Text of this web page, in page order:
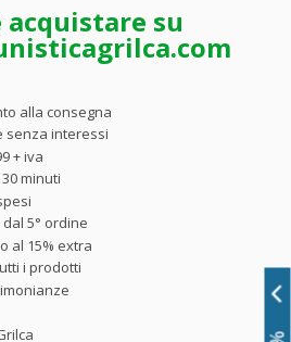
acquistare su
alla consegna
senza interessi
+ iva
minuti
5° ordine
al 15% extra
i prodotti